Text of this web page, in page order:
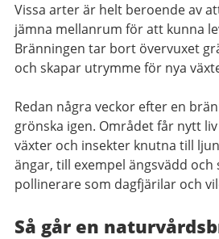
Vissa arter är helt beroende av
jämna mellanrum för att kunna
Bränningen tar bort övervuxet
och skapar utrymme för nya
Redan några veckor efter en
grönska igen. Området får nytt
växter och insekter knutna till
ängar, till exempel ängsvädd
pollinerare som dagfjärilar och
Så går en